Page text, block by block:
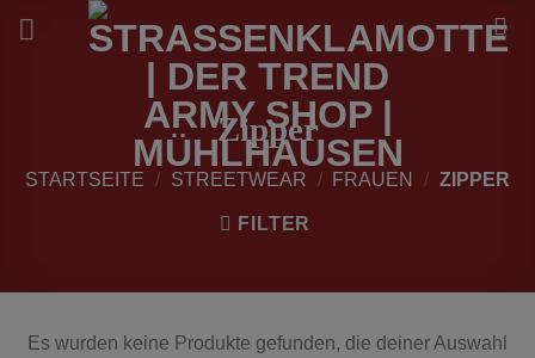
Inhalt
Zipper
STARTSEITE / STREETWEAR / FRAUEN / ZIPPER
FILTER
Es wurden keine Produkte gefunden, die deiner Auswahl